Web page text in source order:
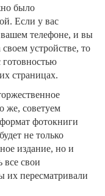
было
Если у вас
телефоне, и вы
устройстве, то
готовностью
страницах.
же, советуем
фотокниги
не только
издание, но и
все свои
их пересматривали